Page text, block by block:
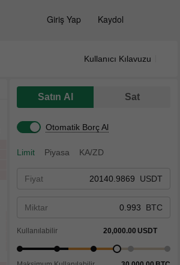
Giriş Yap Kaydol
Kullanıcı Kılavuzu
Satın Al Sat
Otomatik Borç Al
Limit Piyasa KA/ZD
Fiyat USDT
Miktar BTC
Kullanılabilir 20,000.00 USDT